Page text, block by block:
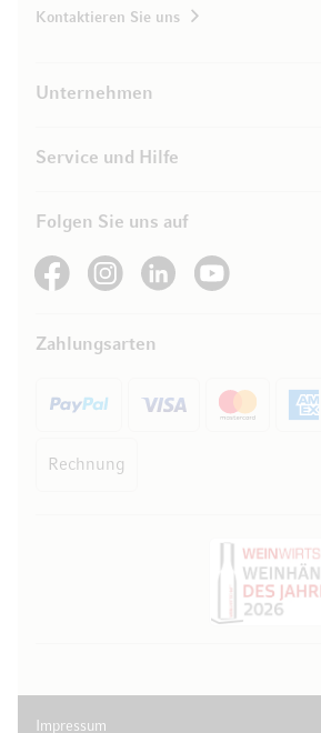
Kontaktieren Sie uns
Unternehmen
Service und Hilfe
Folgen Sie uns auf
See our FacebookSee our Instagram account
See our LinkedInSee our YouTube channel
Zahlungsarten
Rechnung
Impressum